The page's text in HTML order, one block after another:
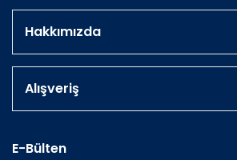
Hakkımızda
Alışveriş
E-Bülten